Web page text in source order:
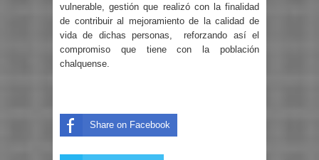
vulnerable, gestión que realizó con la finalidad
de contribuir al mejoramiento de la calidad de
vida de dichas personas, reforzando así el
compromiso que tiene con la población
chalquense.
Share on Facebook